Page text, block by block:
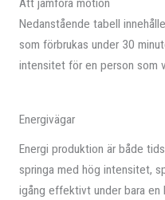
Att jämföra motion
Nedanstående tabell
som förbrukas under 30
intensitet för en person som
Energivägar
Energi produktion är både
springa med hög intensitet,
igång effektivt under bara